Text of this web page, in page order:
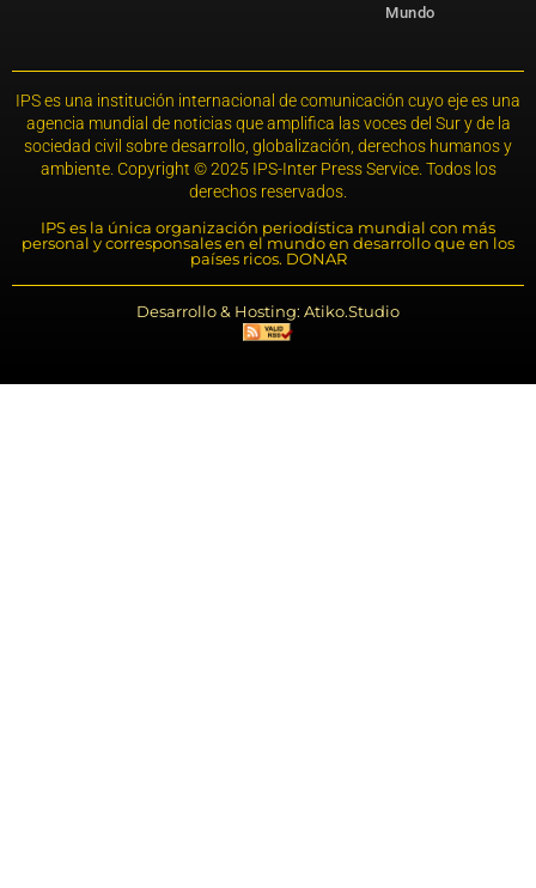
Mundo
IPS es una institución internacional de comunicación cuyo eje es una
agencia mundial de noticias que amplifica las voces del Sur y de la
sociedad civil sobre desarrollo, globalización, derechos humanos y
ambiente. Copyright © 2025 IPS-Inter Press Service. Todos los
derechos reservados.
IPS es la única organización periodística mundial con más
personal y corresponsales en el mundo en desarrollo que en los
países ricos. DONAR
Desarrollo & Hosting: Atiko.Studio